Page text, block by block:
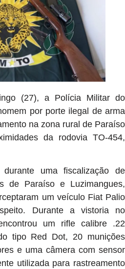
(27), a Polícia Militar do
por porte ilegal de arma
na zona rural de Paraíso
da rodovia TO-454,
uma fiscalização de
de Paraíso e Luzimangues,
um veículo Fiat Palio
Durante a vistoria no
um rifle calibre .22
tipo Red Dot, 20 munições
e uma câmera com sensor
utilizada para rastreamento